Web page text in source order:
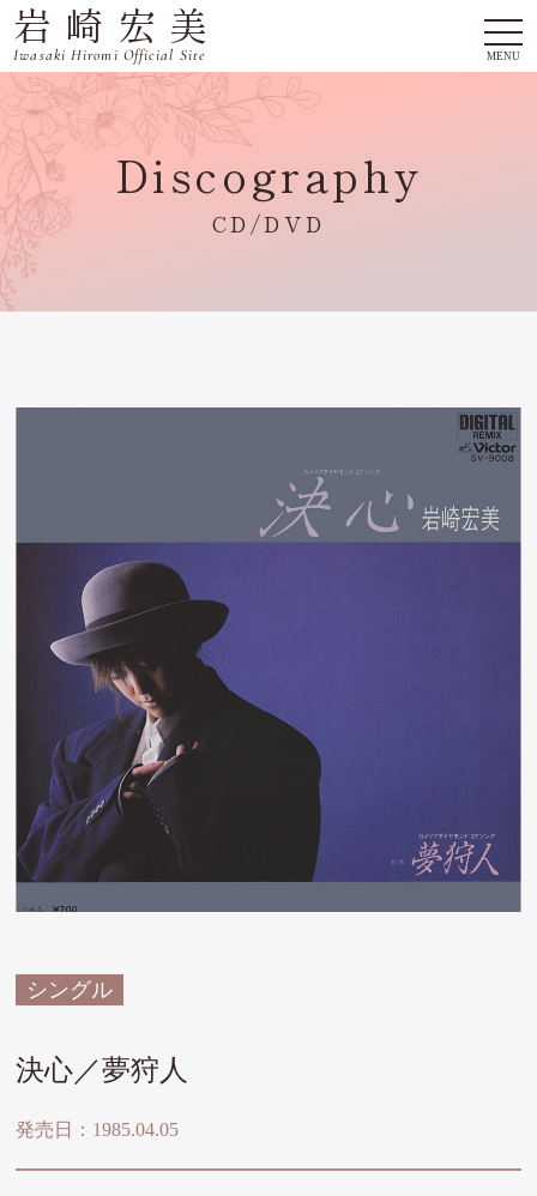
岩崎宏美
Iwasaki Hiromi Official Site MENU
Discography
CD/DVD
シングル
決心／夢狩人
発売日：1985.04.05